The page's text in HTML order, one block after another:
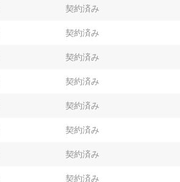
契約済み
契約済み
契約済み
契約済み
契約済み
契約済み
契約済み
契約済み